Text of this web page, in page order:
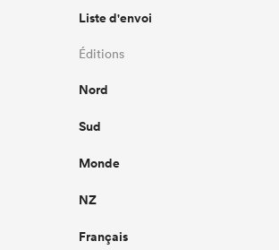
Liste d'envoi
Éditions
Nord
Sud
Monde
NZ
Français